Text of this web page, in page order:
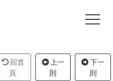
回首
頁
上一
則
下一
則